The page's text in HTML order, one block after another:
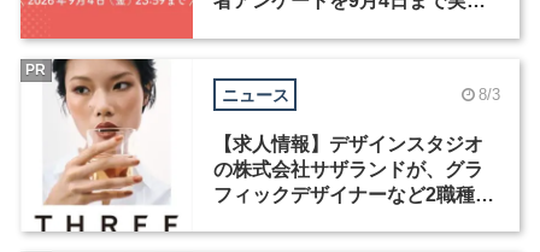
ニュース 8/3
【求人情報】デザインスタジオ
の株式会社サザランドが、グラ
フィックデザイナーなど2職種を
PR